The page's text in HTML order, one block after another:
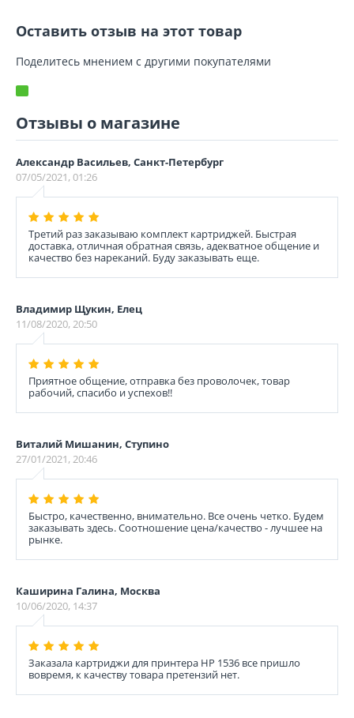
Оставить отзыв на этот товар
Поделитесь мнением с другими покупателями
Отзывы о магазине
Александр Васильев, Санкт-Петербург
07/05/2021, 01:26
Третий раз заказываю комплект картриджей. Быстрая
доставка, отличная обратная связь, адекватное общение и
качество без нареканий. Буду заказывать еще.
Владимир Щукин, Елец
11/08/2020, 20:50
Приятное общение, отправка без проволочек, товар
рабочий, спасибо и успехов!!
Виталий Мишанин, Ступино
27/01/2021, 20:46
Быстро, качественно, внимательно. Все очень четко. Будем
заказывать здесь. Соотношение цена/качество - лучшее на
рынке.
Каширина Галина, Москва
10/06/2020, 14:37
Заказала картриджи для принтера HP 1536 все пришло
вовремя, к качеству товара претензий нет.